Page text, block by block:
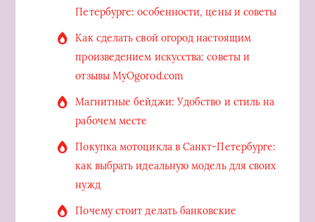
Петербурге: особенности, цены и советы
Как сделать свой огород настоящим
произведением искусства: советы и
отзывы MyOgorod.com
Магнитные бейджи: Удобство и стиль на
рабочем месте
Покупка мотоцикла в Санкт-Петербурге:
как выбрать идеальную модель для своих
нужд
Почему стоит делать банковские